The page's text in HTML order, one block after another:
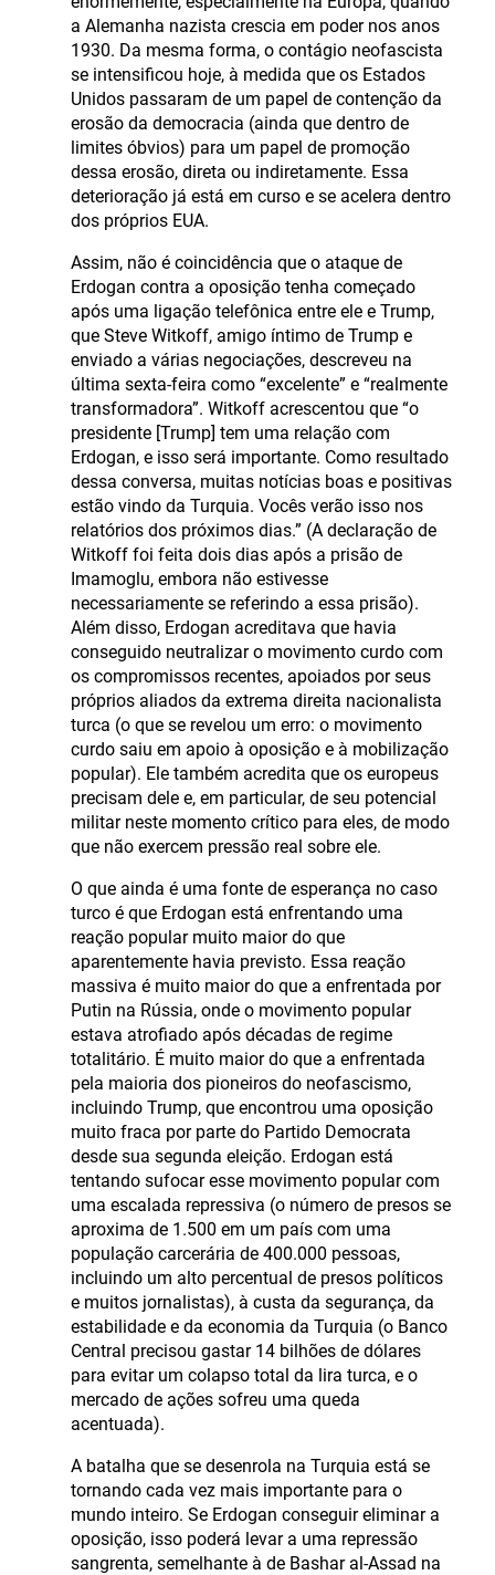
a Alemanha nazista crescia em poder nos anos
1930. Da mesma forma, o contágio neofascista
se intensificou hoje, à medida que os Estados
Unidos passaram de um papel de contenção da
erosão da democracia (ainda que dentro de
limites óbvios) para um papel de promoção
dessa erosão, direta ou indiretamente. Essa
deterioração já está em curso e se acelera dentro
dos próprios EUA.
Assim, não é coincidência que o ataque de
Erdogan contra a oposição tenha começado
após uma ligação telefônica entre ele e Trump,
que Steve Witkoff, amigo íntimo de Trump e
enviado a várias negociações, descreveu na
última sexta-feira como “excelente” e “realmente
transformadora”. Witkoff acrescentou que “o
presidente [Trump] tem uma relação com
Erdogan, e isso será importante. Como resultado
dessa conversa, muitas notícias boas e positivas
estão vindo da Turquia. Vocês verão isso nos
relatórios dos próximos dias.” (A declaração de
Witkoff foi feita dois dias após a prisão de
Imamoglu, embora não estivesse
necessariamente se referindo a essa prisão).
Além disso, Erdogan acreditava que havia
conseguido neutralizar o movimento curdo com
os compromissos recentes, apoiados por seus
próprios aliados da extrema direita nacionalista
turca (o que se revelou um erro: o movimento
curdo saiu em apoio à oposição e à mobilização
popular). Ele também acredita que os europeus
precisam dele e, em particular, de seu potencial
militar neste momento crítico para eles, de modo
que não exercem pressão real sobre ele.
O que ainda é uma fonte de esperança no caso
turco é que Erdogan está enfrentando uma
reação popular muito maior do que
aparentemente havia previsto. Essa reação
massiva é muito maior do que a enfrentada por
Putin na Rússia, onde o movimento popular
estava atrofiado após décadas de regime
totalitário. É muito maior do que a enfrentada
pela maioria dos pioneiros do neofascismo,
incluindo Trump, que encontrou uma oposição
muito fraca por parte do Partido Democrata
desde sua segunda eleição. Erdogan está
tentando sufocar esse movimento popular com
uma escalada repressiva (o número de presos se
aproxima de 1.500 em um país com uma
população carcerária de 400.000 pessoas,
incluindo um alto percentual de presos políticos
e muitos jornalistas), à custa da segurança, da
estabilidade e da economia da Turquia (o Banco
Central precisou gastar 14 bilhões de dólares
para evitar um colapso total da lira turca, e o
mercado de ações sofreu uma queda
acentuada).
A batalha que se desenrola na Turquia está se
tornando cada vez mais importante para o
mundo inteiro. Se Erdogan conseguir eliminar a
oposição, isso poderá levar a uma repressão
sangrenta, semelhante à de Bashar al-Assad na